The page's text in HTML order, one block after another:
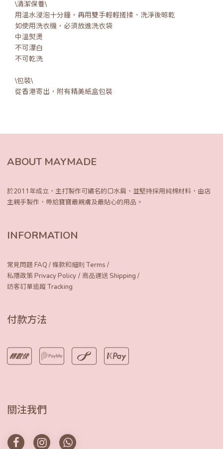
\清潔保養\
用溫水浸泡十分鐘，再用雙手輕輕搓揉、洗淨後晾乾
如使用洗衣機，必須放進洗衣袋
中溫熨燙
不可漂白
不可乾洗
\包裝\
從香港寄出，附有精美紙盒包裝
ABOUT MAYMADE
於2011年成立，主打製作可繡名的口水肩， 並堅持採用純棉材料，由店
主親手製作， 帶給寶寶最親膚及最貼心的用品。
INFORMATION
常見問題 FAQ /條款和細則 Terms /
私隱政策 Privacy Policy / 商品運送 Shipping /
訪客訂單追蹤 Tracking
付款方法
關注我們